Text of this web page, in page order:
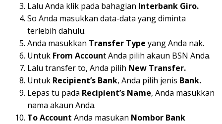
Lalu Anda klik pada bahagian Interbank Giro.
So Anda masukkan data-data yang diminta
terlebih dahulu.
Anda masukkan Transfer Type yang Anda nak.
Untuk From Account Anda pilih akaun BSN Anda.
Lalu transfer to, Anda pilih New Transfer.
Untuk Recipient’s Bank, Anda pilih jenis Bank.
Lepas tu pada Recipient’s Name, Anda masukkan
nama akaun Anda.
To Account Anda masukan Nombor Bank